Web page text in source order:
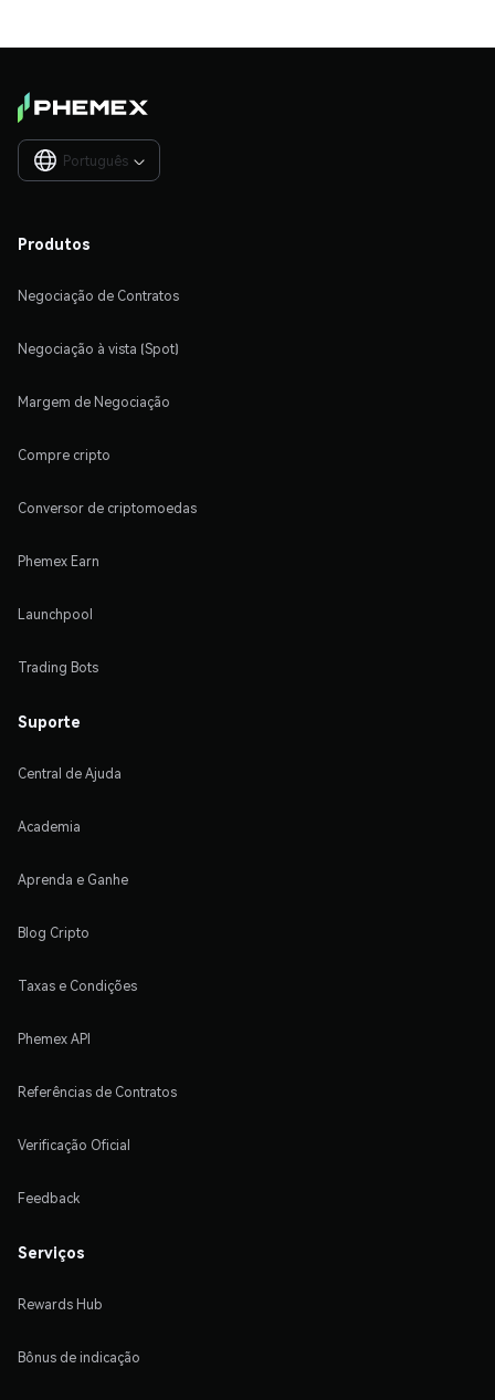
Português 
Produtos
Negociação de Contratos
Negociação à vista (Spot)
Margem de Negociação
Compre cripto
Conversor de criptomoedas
Phemex Earn
Launchpool
Trading Bots
Suporte
Central de Ajuda
Academia
Aprenda e Ganhe
Blog Cripto
Taxas e Condições
Phemex API
Referências de Contratos
Verificação Oficial
Feedback
Serviços
Rewards Hub
Bônus de indicação